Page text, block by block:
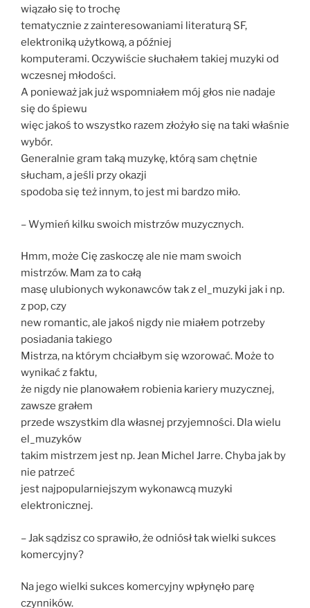
wiązało się to trochę
tematycznie z zainteresowaniami literaturą SF,
elektroniką użytkową, a później
komputerami. Oczywiście słuchałem takiej muzyki od
wczesnej młodości.
A ponieważ jak już wspomniałem mój głos nie nadaje
się do śpiewu
więc jakoś to wszystko razem złożyło się na taki właśnie
wybór.
Generalnie gram taką muzykę, którą sam chętnie
słucham, a jeśli przy okazji
spodoba się też innym, to jest mi bardzo miło.
– Wymień kilku swoich mistrzów muzycznych.
Hmm, może Cię zaskoczę ale nie mam swoich
mistrzów. Mam za to całą
masę ulubionych wykonawców tak z el_muzyki jak i np.
z pop, czy
new romantic, ale jakoś nigdy nie miałem potrzeby
posiadania takiego
Mistrza, na którym chciałbym się wzorować. Może to
wynikać z faktu,
że nigdy nie planowałem robienia kariery muzycznej,
zawsze grałem
przede wszystkim dla własnej przyjemności. Dla wielu
el_muzyków
takim mistrzem jest np. Jean Michel Jarre. Chyba jak by
nie patrzeć
jest najpopularniejszym wykonawcą muzyki
elektronicznej.
– Jak sądzisz co sprawiło, że odniósł tak wielki sukces
komercyjny?
Na jego wielki sukces komercyjny wpłynęło parę
czynników.